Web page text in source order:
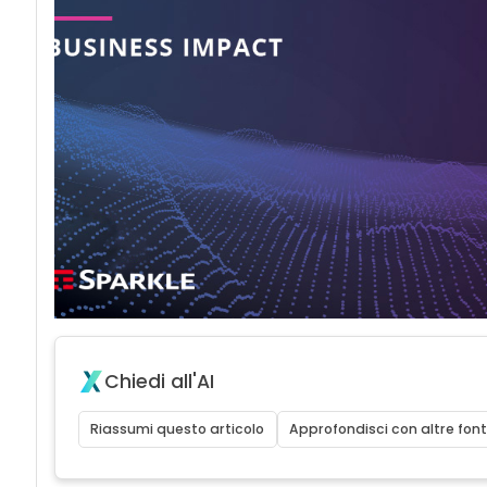
Chiedi all'AI
Riassumi questo articolo Approfondisci con altre